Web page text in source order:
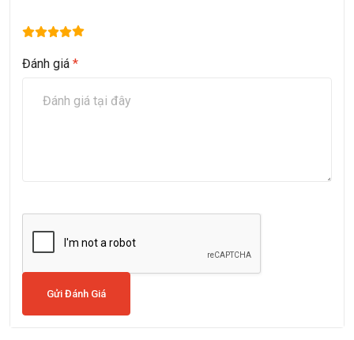
Đánh giá *
Gửi Đánh Giá